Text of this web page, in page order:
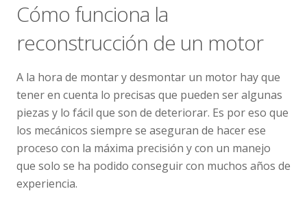
Cómo funciona la
reconstrucción de un motor
A la hora de montar y desmontar un motor hay que
tener en cuenta lo precisas que pueden ser algunas
piezas y lo fácil que son de deteriorar. Es por eso que
los mecánicos siempre se aseguran de hacer ese
proceso con la máxima precisión y con un manejo
que solo se ha podido conseguir con muchos años de
experiencia.